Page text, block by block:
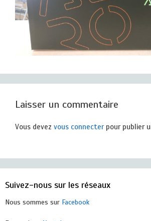
Laisser un commentaire
Vous devez vous connecterpour publier
Suivez-nous sur les réseaux
Nous sommes sur Facebook